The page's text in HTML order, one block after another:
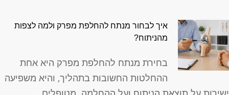
איך לבחור מנתח להחלפת מפרק ולמה לצפות
מהניתוח?
בחירת מנתח להחלפת מפרק היא אחת
ההחלטות החשובות בתהליך, והיא משפיעה